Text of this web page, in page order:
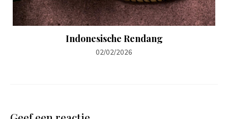
Indonesische Rendang
02/02/2026